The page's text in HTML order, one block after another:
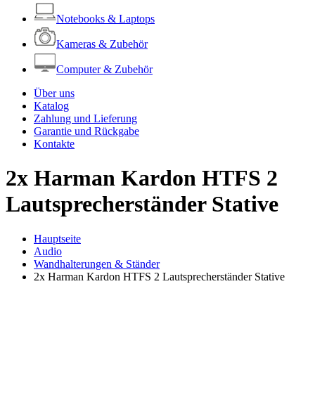
Notebooks & Laptops
Kameras & Zubehör
Computer & Zubehör
Über uns
Katalog
Zahlung und Lieferung
Garantie und Rückgabe
Kontakte
2x Harman Kardon HTFS 2
Lautsprecherständer Stative
Hauptseite
Audio
Wandhalterungen & Ständer
2x Harman Kardon HTFS 2 Lautsprecherständer Stative